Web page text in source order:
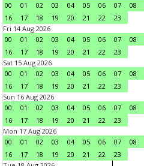
00
01 02 03 04 05 06 07 08
16
17 18 19 20 21 22
23
Fri 14 Aug 2026
00
01 02 03 04 05 06 07 08
16
17 18 19 20 21 22
23
Sat 15 Aug 2026
00
01 02 03 04 05 06 07 08
16
17 18 19 20 21 22
23
Sun 16 Aug 2026
00
01 02 03 04 05 06 07 08
16
17 18 19 20 21 22
23
Mon 17 Aug 2026
00
01 02 03 04 05 06 07 08
16
17 18 19 20 21 22
23